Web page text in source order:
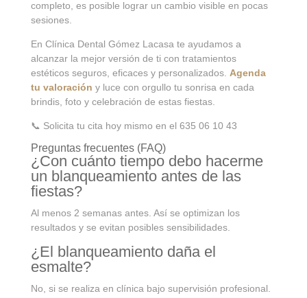
completo, es posible lograr un cambio visible en pocas
sesiones.
En Clínica Dental Gómez Lacasa te ayudamos a
alcanzar la mejor versión de ti con tratamientos
estéticos seguros, eficaces y personalizados. Agenda
tu valoración y luce con orgullo tu sonrisa en cada
brindis, foto y celebración de estas fiestas.
📞 Solicita tu cita hoy mismo en el 635 06 10 43
Preguntas frecuentes (FAQ)
¿Con cuánto tiempo debo hacerme
un blanqueamiento antes de las
fiestas?
Al menos 2 semanas antes. Así se optimizan los
resultados y se evitan posibles sensibilidades.
¿El blanqueamiento daña el
esmalte?
No, si se realiza en clínica bajo supervisión profesional.